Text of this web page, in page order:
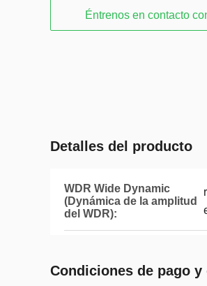
Éntrenos en contacto
Detalles del producto
WDR Wide Dynamic
(Dynámica de la amplitud
del WDR):
Condiciones de pago y